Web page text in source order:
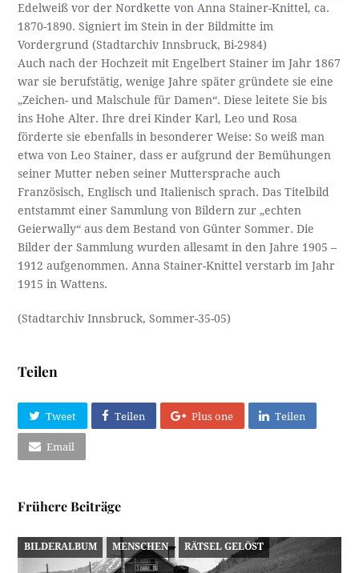
Edelweiß vor der Nordkette von Anna Stainer-Knittel, ca.
1870-1890. Signiert im Stein in der Bildmitte im
Vordergrund (Stadtarchiv Innsbruck, Bi-2984)
Auch nach der Hochzeit mit Engelbert Stainer im Jahr 1867
war sie berufstätig, wenige Jahre später gründete sie eine
„Zeichen- und Malschule für Damen“. Diese leitete Sie bis
ins Hohe Alter. Ihre drei Kinder Karl, Leo und Rosa
förderte sie ebenfalls in besonderer Weise: So weiß man
etwa von Leo Stainer, dass er aufgrund der Bemühungen
seiner Mutter neben seiner Muttersprache auch
Französisch, Englisch und Italienisch sprach. Das Titelbild
entstammt einer Sammlung von Bildern zur „echten
Geierwally“ aus dem Bestand von Günter Sommer. Die
Bilder der Sammlung wurden allesamt in den Jahre 1905 –
1912 aufgenommen. Anna Stainer-Knittel verstarb im Jahr
1915 in Wattens.
(Stadtarchiv Innsbruck, Sommer-35-05)
Teilen
Tweet Teilen Plus one Teilen
Email
Frühere Beiträge
BILDERALBUM MENSCHEN RÄTSEL GELÖST